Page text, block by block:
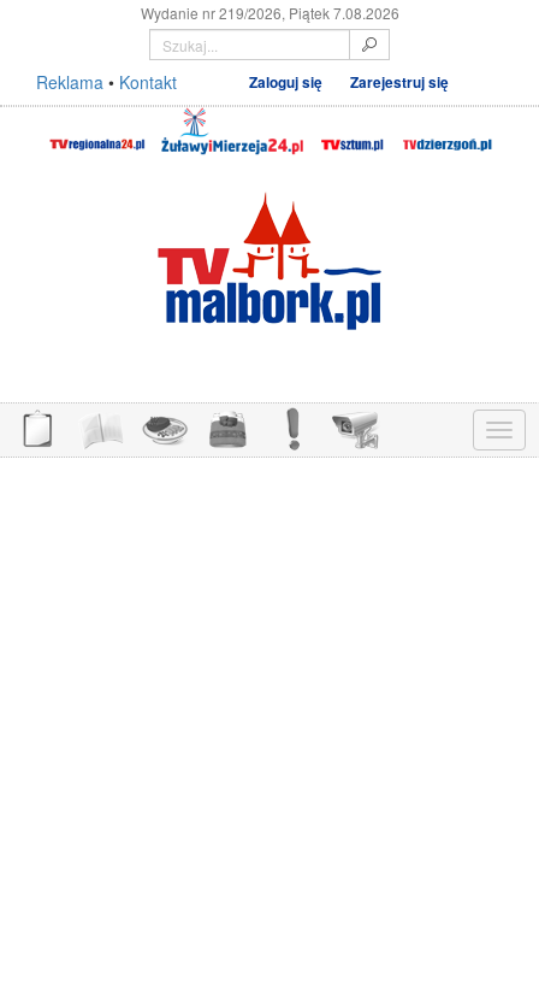
Wydanie nr 219/2026, Piątek 7.08.2026
Reklama • Kontakt Zaloguj się Zarejestruj się
Menu